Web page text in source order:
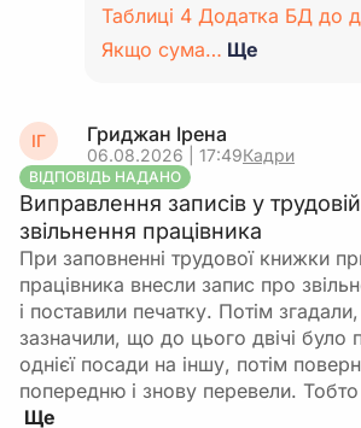
Таблиці 4 Додатка БД до
Якщо сума… Ще
ІГ Гриджан Ірена
06.08.2026 | 17:49Кадри
ВІДПОВІДЬ НАДАНО
Виправлення записів у
звільнення працівника
При заповненні трудової книжки
працівника внесли запис про
і поставили печатку. Потім
зазначили, що до цього двічі було
однієї посади на іншу, потім
попередню і знову перевели.